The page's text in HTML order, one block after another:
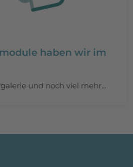
haben wir im
und noch viel mehr...